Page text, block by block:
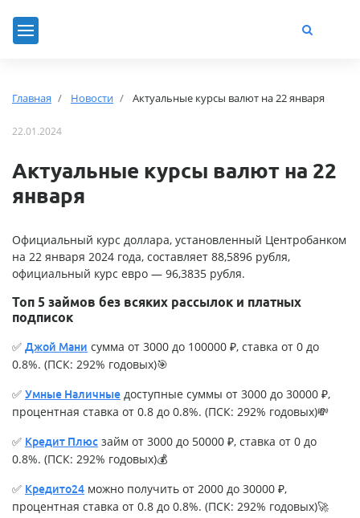
Главная Новости Актуальные курсы валют на 22 января
22.01.2024
Актуальные курсы валют на 22
января
Официальный курс доллара, установленный Центробанком
на 22 января 2024 года, составляет 88,5896 рубля,
официальный курс евро — 96,3835 рубля.
Топ 5 займов без всяких рассылок и платных
подписок
✅ Джой Мани сумма от 3000 до 100000 ₽, ставка от 0 до
0.8%. (ПСК: 292% годовых)🎯
✅ Умные Наличные доступные суммы от 3000 до 30000 ₽,
процентная ставка от 0.8 до 0.8%. (ПСК: 292% годовых)💸
✅ Кредит Плюс займ от 3000 до 50000 ₽, ставка от 0 до
0.8%. (ПСК: 292% годовых)💰
✅ Кредито24 можно получить от 2000 до 30000 ₽,
процентная ставка от 0.8 до 0.8%. (ПСК: 292% годовых)🚀